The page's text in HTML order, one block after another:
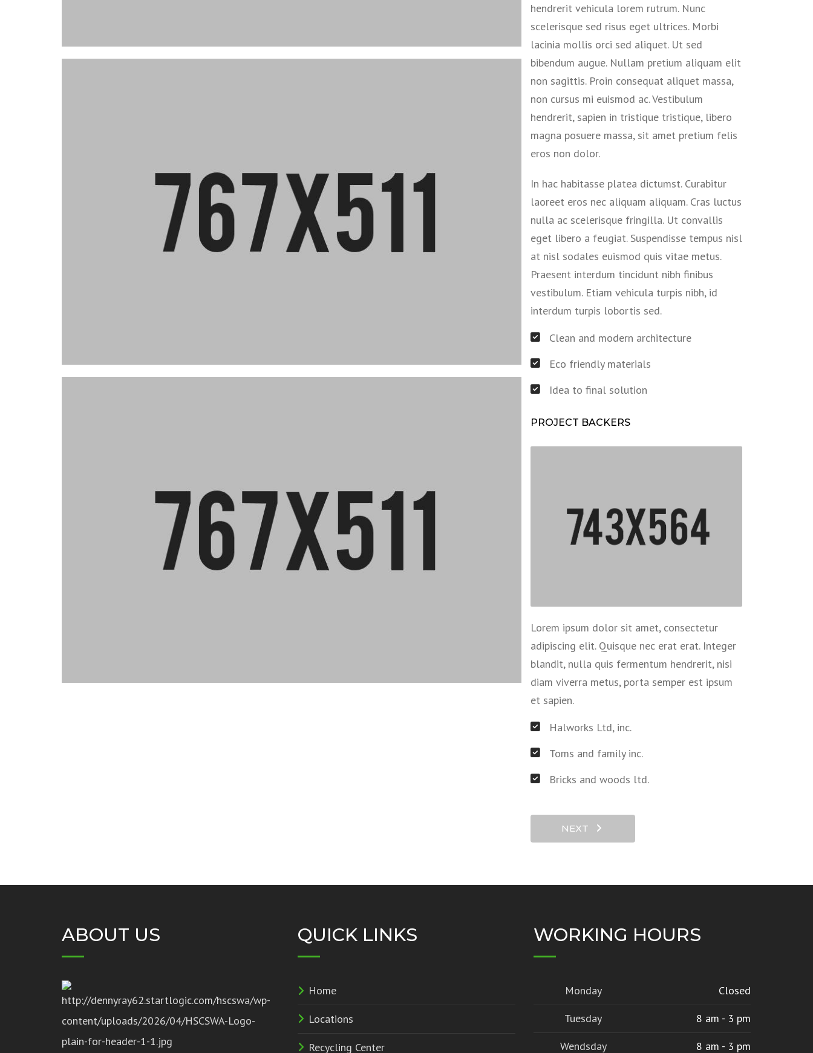
hendrerit vehicula lorem rutrum. Nunc
scelerisque sed risus eget ultrices. Morbi
lacinia mollis orci sed aliquet. Ut sed
bibendum augue. Nullam pretium aliquam elit
non sagittis. Proin consequat aliquet massa,
non cursus mi euismod ac. Vestibulum
hendrerit, sapien in tristique tristique, libero
magna posuere massa, sit amet pretium felis
eros non dolor.
In hac habitasse platea dictumst. Curabitur
laoreet eros nec aliquam aliquam. Cras luctus
nulla ac scelerisque fringilla. Ut convallis
eget libero a feugiat. Suspendisse tempus nisl
at nisl sodales euismod quis vitae metus.
Praesent interdum tincidunt nibh finibus
vestibulum. Etiam vehicula turpis nibh, id
interdum turpis lobortis sed.
Clean and modern architecture
Eco friendly materials
Idea to final solution
PROJECT BACKERS
Lorem ipsum dolor sit amet, consectetur
adipiscing elit. Quisque nec erat erat. Integer
blandit, nulla quis fermentum hendrerit, nisi
diam viverra metus, porta semper est ipsum
et sapien.
Halworks Ltd, inc.
Toms and family inc.
Bricks and woods ltd.
NEXT
ABOUT US QUICK LINKS
Home
Locations
Recycling Center
WORKING HOURS
Monday
Closed
Tuesday
8 am - 3 pm
Wendsday
8 am - 3 pm